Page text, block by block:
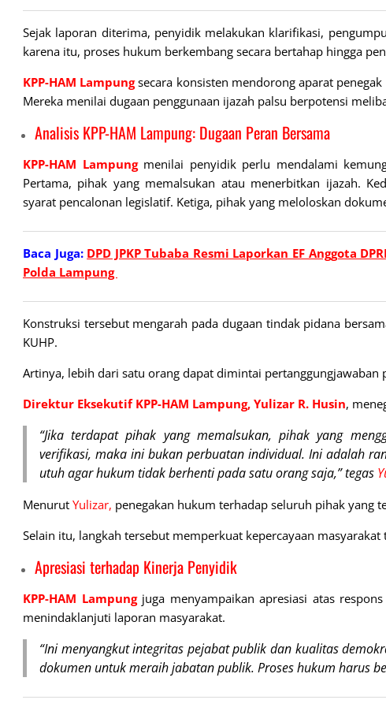
Sejak laporan diterima, penyidik melakukan klarifikasi,
karena itu, proses hukum berkembang secara bertahap hingga
KPP-HAM Lampungsecara konsisten mendorong aparat
Mereka menilai dugaan penggunaan ijazah palsu berpotensi
Analisis KPP-HAM Lampung: Dugaan Peran Bersama
KPP-HAM Lampungmenilai penyidik perlu mendalami
Pertama, pihak yang memalsukan atau menerbitkan ijazah.
syarat pencalonan legislatif. Ketiga, pihak yang meloloskan
Baca Juga: DPD JPKP Tubaba Resmi Laporkan EF Anggota
Polda Lampung
Konstruksi tersebut mengarah pada dugaan tindak pidana
KUHP.
Artinya, lebih dari satu orang dapat dimintai
Direktur Eksekutif KPP-HAM Lampung, Yulizar R. Husin,
“Jika terdapat pihak yang memalsukan, pihak yang
verifikasi, maka ini bukan perbuatan individual. Ini adalah
utuh agar hukum tidak berhenti pada satu orang saja,” tegas
Menurut Yulizar, penegakan hukum terhadap seluruh pihak yang
Selain itu, langkah tersebut memperkuat kepercayaan
Apresiasi terhadap Kinerja Penyidik
KPP-HAM Lampungjuga menyampaikan apresiasi atas
menindaklanjuti laporan masyarakat.
“Ini menyangkut integritas pejabat publik dan kualitas
dokumen untuk meraih jabatan publik. Proses hukum harus